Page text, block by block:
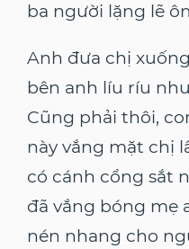
ba người lặng lẽ
Anh đưa chị
bên anh líu ríu
Cũng phải thôi,
này vắng mặt chị
có cánh cổng sắt
đã vắng bóng mẹ
nén nhang cho